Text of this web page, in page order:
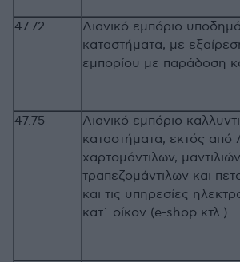
47.72
Λιανικό εμπόριο
καταστήματα, με
εμπορίου με
47.75
Λιανικό εμπόριο
καταστήματα, εκτός από
χαρτομάντιλων,
τραπεζομάντιλων και
και τις υπηρεσίες
κατ΄ οίκον (e-shop